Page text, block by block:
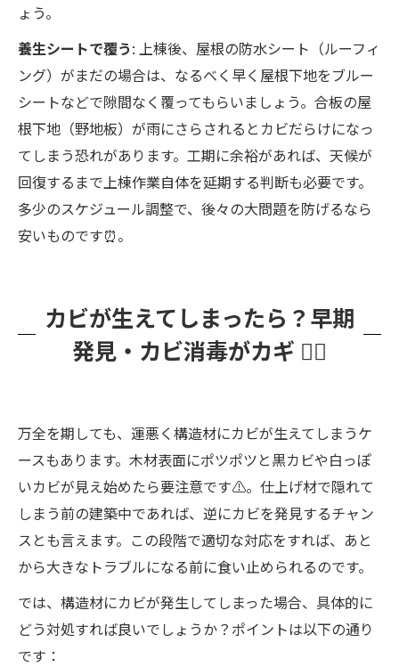
ょう。
養生シートで覆う: 上棟後、屋根の防水シート（ルーフィ
ング）がまだの場合は、なるべく早く屋根下地をブルー
シートなどで隙間なく覆ってもらいましょう。合板の屋
根下地（野地板）が雨にさらされるとカビだらけになっ
てしまう恐れがあります。工期に余裕があれば、天候が
回復するまで上棟作業自体を延期する判断も必要です。
多少のスケジュール調整で、後々の大問題を防げるなら
安いものです⏰。
カビが生えてしまったら？早期
発見・カビ消毒がカギ 🕵️‍♂️
万全を期しても、運悪く構造材にカビが生えてしまうケ
ースもあります。木材表面にポツポツと黒カビや白っぽ
いカビが見え始めたら要注意です⚠️。仕上げ材で隠れて
しまう前の建築中であれば、逆にカビを発見するチャン
スとも言えます。この段階で適切な対応をすれば、あと
から大きなトラブルになる前に食い止められるのです。
では、構造材にカビが発生してしまった場合、具体的に
どう対処すれば良いでしょうか？ポイントは以下の通り
です：